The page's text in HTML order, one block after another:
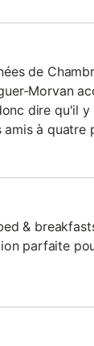
de
Morvan
dire qu'il
amis à quatre
&
parfaite